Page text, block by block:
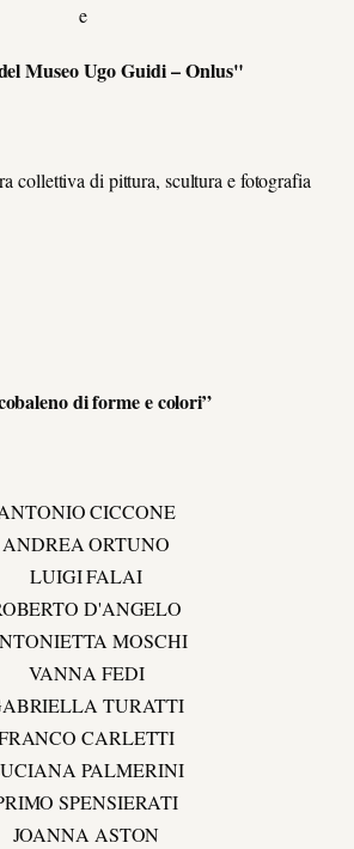
e
Museo Ugo Guidi – Onlus"
collettiva di pittura, scultura e fotografia
di forme e colori”
CICCONE
ANDREA ORTUNO
LUIGI FALAI
D'ANGELO
MOSCHI
VANNA FEDI
TURATTI
CARLETTI
PALMERINI
SPENSIERATI
JOANNA ASTON